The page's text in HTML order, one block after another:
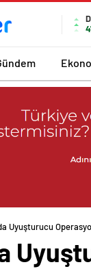
Uyuşturucu